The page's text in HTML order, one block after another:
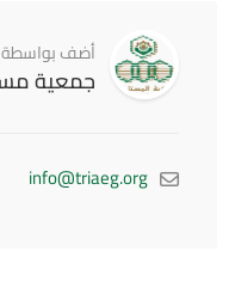
أضف بواسطة
جمعية
info@triaeg.org